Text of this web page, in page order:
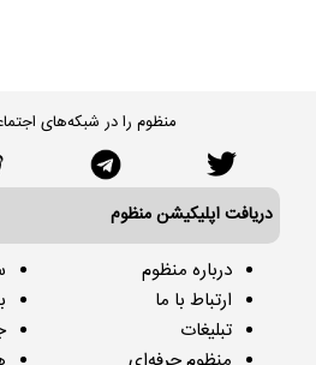
منظوم را در شبکه‌های
دریافت اپلیکیشن منظوم
درباره منظوم
ارتباط با ما
تبلیغات